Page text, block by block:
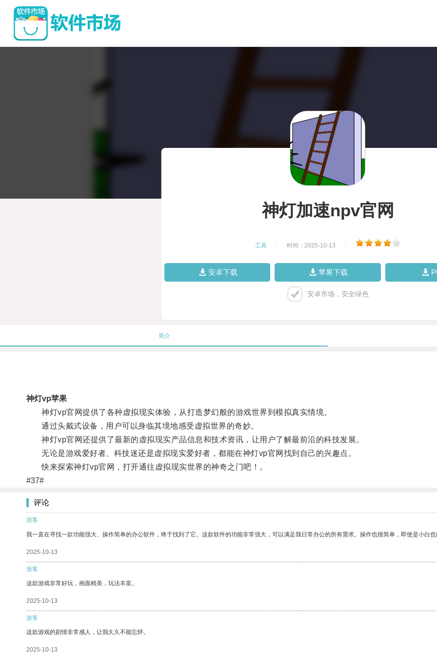
神灯加速npv官网
工具 时间：2025-10-13
安卓下载 苹果下载
安卓市场，安全绿色
简介
神灯vp苹果
神灯vp官网提供了各种虚拟现实体验，从打造梦幻般的游戏世界到模拟真实情境。
通过头戴式设备，用户可以身临其境地感受虚拟世界的奇妙。
神灯vp官网还提供了最新的虚拟现实产品信息和技术资讯，让用户了解最前沿的科技发展。
无论是游戏爱好者、科技迷还是虚拟现实爱好者，都能在神灯vp官网找到自己的兴趣点。
快来探索神灯vp官网，打开通往虚拟现实世界的神奇之门吧！。
#37#
评论
游客
我一直在寻找一款功能强大、操作简单的办公软件，终于找到了它。这款软件的功能非常强大，可以满足我日常办公的所有需求。操作也很简单，即使是小白也
2025-10-13
游客
这款游戏非常好玩，画面精美，玩法丰富。
2025-10-13
游客
这款游戏的剧情非常感人，让我久久不能忘怀。
2025-10-13